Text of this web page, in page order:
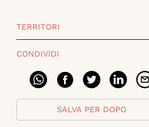
TERRITORI
CONDIVIDI
SALVA PER DOPO